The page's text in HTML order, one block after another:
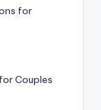
for
Couples